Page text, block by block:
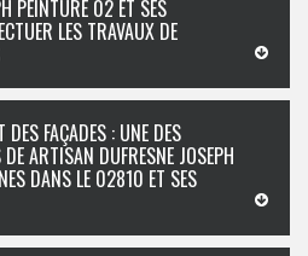
PEINTURE 02 ET SES
LES TRAVAUX DE
DES FAÇADES : UNE DES
ARTISAN DUFRESNE JOSEPH
DANS LE 02810 ET SES